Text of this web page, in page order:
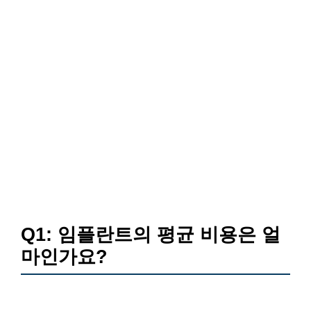
Q1: 임플란트의 평균 비용은 얼
마인가요?